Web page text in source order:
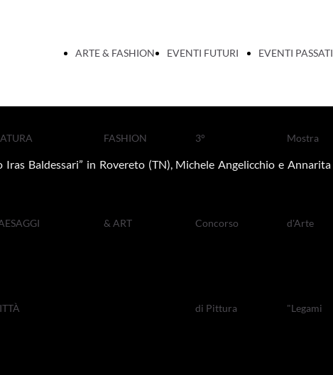
ARTE & FASHION
FASHION
& ART
EVENTI FUTURI
3°
Concorso
di Pittura
EVENTI PASSATI
Mostra
d'Arte
"Legami
Baldessari” in Rovereto (TN), Michele Angelicchio e Annarita